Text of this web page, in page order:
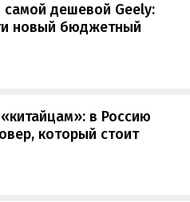
дешевой Geely:
новый бюджетный
в Россию
который стоит